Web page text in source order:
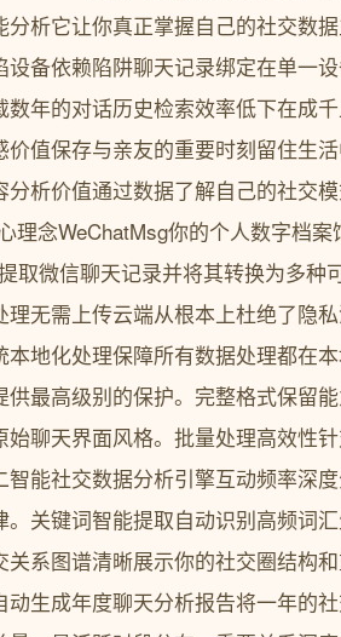
析它让你真正掌握自己的社交数
备依赖陷阱聊天记录绑定在单一
年的对话历史检索效率低下在成
值保存与亲友的重要时刻留住生
析价值通过数据了解自己的社交
理念WeChatMsg你的个人数字档案
取微信聊天记录并将其转换为多种
无需上传云端从根本上杜绝了隐
地化处理保障所有数据处理都在
最高级别的保护。完整格式保留
聊天界面风格。批量处理高效性
能社交数据分析引擎互动频率深
关键词智能提取自动识别高频词
系图谱清晰展示你的社交圈结构
生成年度聊天分析报告将一年的